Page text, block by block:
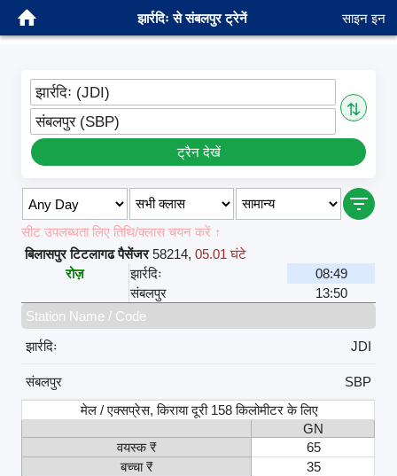
झार्रदिः से संबलपुर ट्रेनें साइन इन
झार्रदिः (JDI)
⇅
संबलपुर (SBP)
ट्रैन देखें
सीट उपलब्धता लिए तिथि/क्लास चयन करें ↑
बिलासपुर टिटलागढ पैसेंजर 58214,05.01 घंटे
रोज़
झार्रदिः
08:49
संबलपुर
13:50
Station Name / Code
झार्रदिः
JDI
संबलपुर
SBP
मेल / एक्सप्रेस, किराया दूरी 158 किलोमीटर के लिए
GN
वयस्क ₹
65
बच्चा ₹
35